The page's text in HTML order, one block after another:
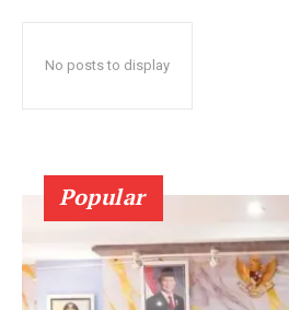
No posts to display
Popular